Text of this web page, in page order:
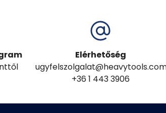
Elérhetőség
+36 1 443 3906